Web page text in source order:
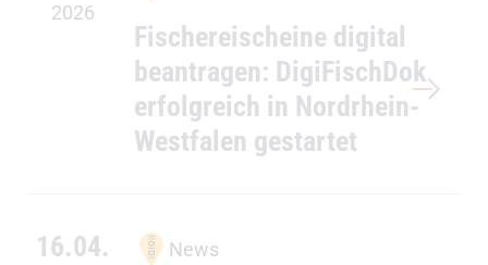
Fischereischeine digital
beantragen: DigiFischDok
erfolgreich in Nordrhein-
Westfalen gestartet
2026
News
16.04.